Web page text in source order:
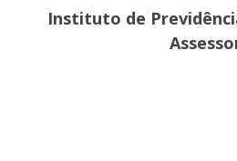
Instituto de